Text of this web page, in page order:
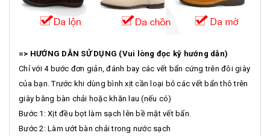
=> HƯỚNG DẪN SỬ DỤNG (Vui lòng đọc kỹ hướng dẫn)
Chỉ với 4 bước đơn giản, đánh bay các vết bẩn cứng trên đôi giày
của bạn. Trước khi dùng bình xịt cần loại bỏ các vết bẩn thô trên
giày bằng bàn chải hoặc khăn lau (nếu có)
Bước 1: Xịt đều bọt làm sạch lên bề mặt vết bẩn.
Bước 2: Làm ướt bàn chải trong nước sạch